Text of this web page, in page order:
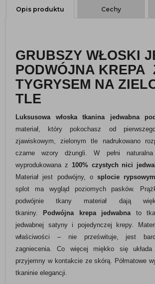
Opis produktu Cechy
GRUBSZY WŁOSKI
PODWÓJNA KREPA
TYGRYSEM NA
TLE
Luksusowa włoska tkanina jedwabna
materiał, który pokochasz od
zjawiskowym, zielonym tle nadrukowano
czarne wzory dżungli. W pełni naturalna
wyprodukowana z 100% czystych nici
Materiał jest podwójny, osplocie rypsowym
splot ma wygląd poziomych pasków.
podwójnie tkany materiał dają
tkaniny.
Podwójna krepa jedwabnato
jedwabnej satyny i pojedynczej krepy.
właściwości – nie prześwituje, jest
zagniecenia. Co więcej miękko się
przyjemny w kontakcie ze skórą. Półmatowe
tkaninie elegancji.